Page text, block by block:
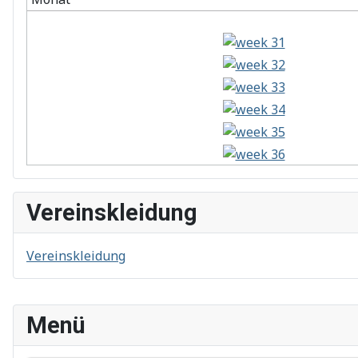
Menü
Vereinskleidung
Vereinskleidung